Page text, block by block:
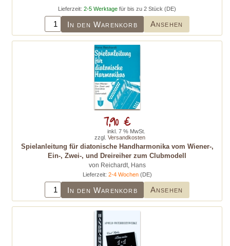
Lieferzeit: 2-5 Werktage für bis zu 2 Stück (DE)
In den Warenkorb Ansehen
Spielanleitung für diatonische Handharmonika vom Wiener-,
Ein-, Zwei-, und Dreireiher zum Clubmodell
von Reichardt, Hans
Lieferzeit: 2-4 Wochen(DE)
In den Warenkorb Ansehen
7,90 €
inkl. 7 % MwSt.
zzgl. Versandkosten